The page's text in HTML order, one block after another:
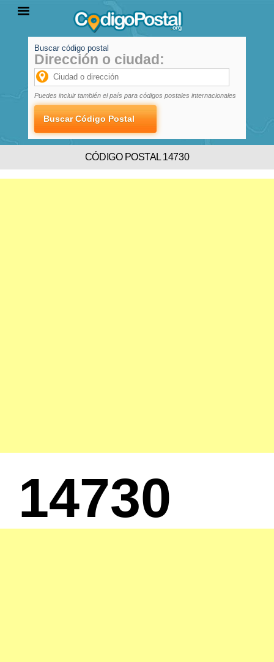
PROVINCIAS
LOCALIDADES
Buscar código postal
Dirección o ciudad:
Puedes incluir también el país para códigos postales internacionales
CÓDIGO POSTAL 14730
14730